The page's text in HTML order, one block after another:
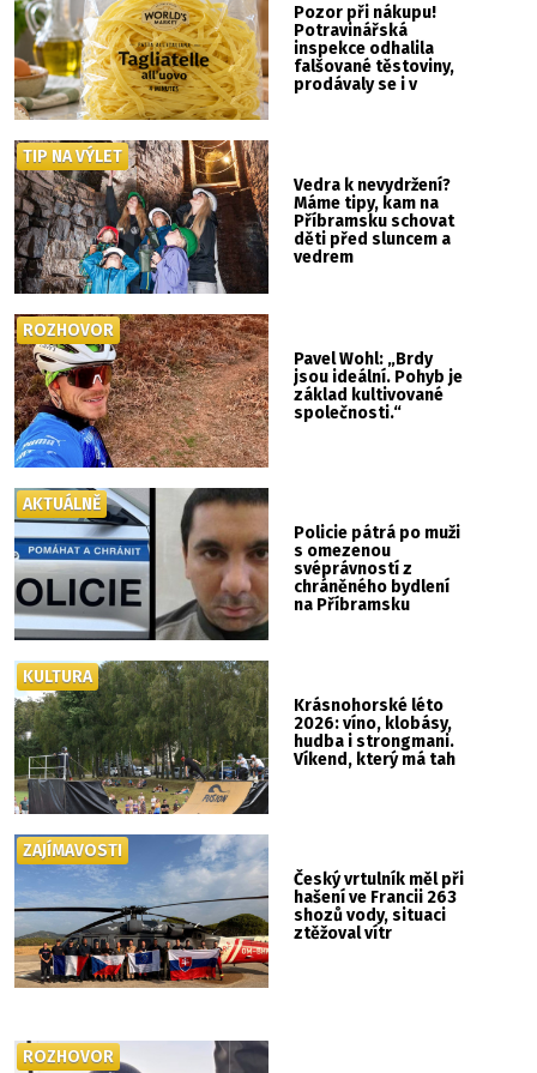
Pozor při nákupu!
Potravinářská
inspekce odhalila
falšované těstoviny,
prodávaly se i v
Vedra k nevydržení?
Máme tipy, kam na
Příbramsku schovat
děti před sluncem a
vedrem
TIP NA VÝLET
Pavel Wohl: „Brdy
jsou ideální. Pohyb je
základ kultivované
společnosti.“
ROZHOVOR
Policie pátrá po muži
s omezenou
svéprávností z
chráněného bydlení
na Příbramsku
AKTUÁLNĚ
Krásnohorské léto
2026: víno, klobásy,
hudba i strongmani.
Víkend, který má tah
KULTURA
Český vrtulník měl při
hašení ve Francii 263
shozů vody, situaci
ztěžoval vítr
ZAJÍMAVOSTI
ROZHOVOR